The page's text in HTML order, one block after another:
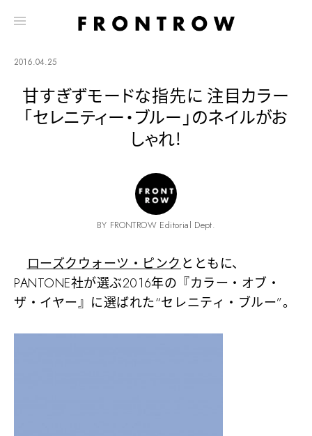
2016.04.25
甘すぎずモードな指先に 注目カラー
「セレニティー・ブルー」のネイルがお
しゃれ!
BY FRONTROW Editorial Dept.
ローズクウォーツ・ピンク とともに、
PANTONE社が選ぶ2016年の『カラー・オブ・
ザ・イヤー』に選ばれた“セレニティ・ブルー”。